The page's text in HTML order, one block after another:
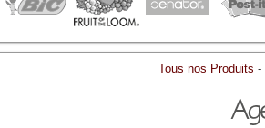
Tous nos Produits -